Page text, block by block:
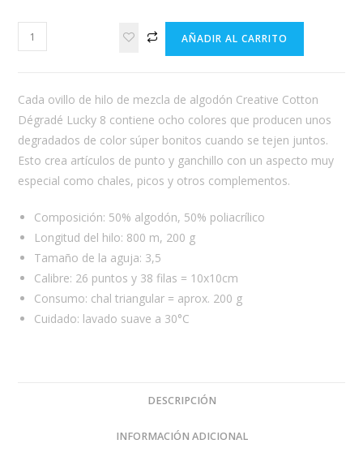
Cotton
Dégradé
8
cantidad
AÑADIR AL CARRITO
Cada ovillo de hilo de mezcla de algodón Creative Cotton
Dégradé Lucky 8 contiene ocho colores que producen unos
degradados de color súper bonitos cuando se tejen juntos.
Esto crea artículos de punto y ganchillo con un aspecto muy
especial como chales, picos y otros complementos.
Composición: 50% algodón, 50% poliacrílico
Longitud del hilo: 800 m, 200 g
Tamaño de la aguja: 3,5
Calibre: 26 puntos y 38 filas = 10x10cm
Consumo: chal triangular = aprox. 200 g
Cuidado: lavado suave a 30°C
DESCRIPCIÓN
INFORMACIÓN ADICIONAL